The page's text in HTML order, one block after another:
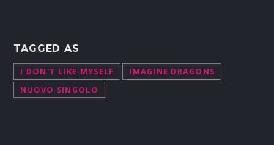
TAGGED AS
I DON'T LIKE MYSELF
IMAGINE DRAGONS
NUOVO SINGOLO